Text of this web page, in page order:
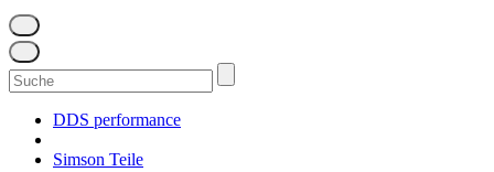
Suchen
nach:
DDS performance
Simson Teile